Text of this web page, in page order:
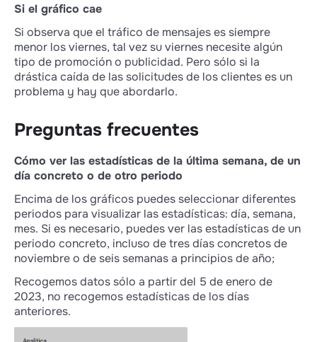
Si el gráfico cae
Si observa que el tráfico de mensajes es siempre
menor los viernes, tal vez su viernes necesite algún
tipo de promoción o publicidad. Pero sólo si la
drástica caída de las solicitudes de los clientes es un
problema y hay que abordarlo.
Preguntas frecuentes
Cómo ver las estadísticas de la última semana, de un
día concreto o de otro periodo
Encima de los gráficos puedes seleccionar diferentes
periodos para visualizar las estadísticas: día, semana,
mes. Si es necesario, puedes ver las estadísticas de un
periodo concreto, incluso de tres días concretos de
noviembre o de seis semanas a principios de año;
Recogemos datos sólo a partir del 5 de enero de
2023, no recogemos estadísticas de los días
anteriores.